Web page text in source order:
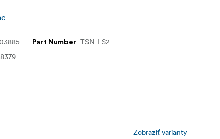
Part Number TSN-LS2
Zobraziť varianty